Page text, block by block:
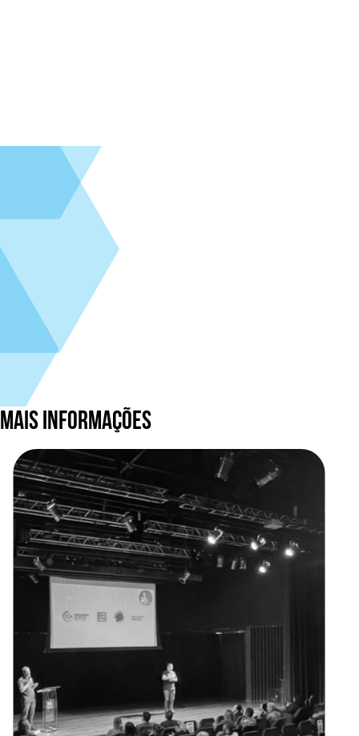
mais informações